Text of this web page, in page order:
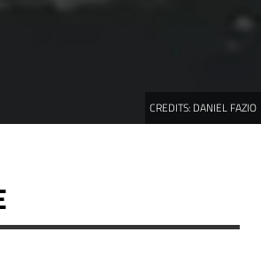
CREDITS: DANIEL FAZIO